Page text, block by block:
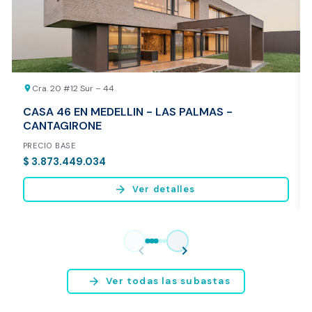
REALIZAR AVALÚO AHORA
* Servicio disponible exclusivamente para inmuebles ubicados en
Bogotá y Medellín.
location_on Cra. 20 #12 Sur – 44
CASA 46 EN MEDELLIN - LAS PALMAS -
CANTAGIRONE
PRECIO BASE
$ 3.873.449.034
arrow_forward Ver detalles
chevron_left chevron_right
arrow_forward Ver todas las subastas